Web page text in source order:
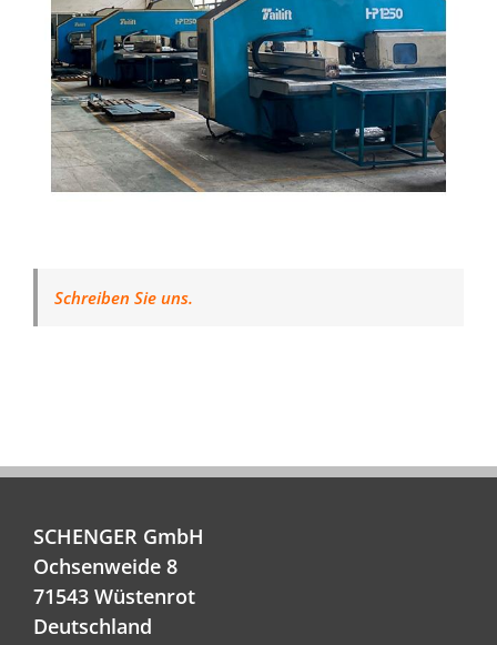
Schreiben Sie uns.
SCHENGER GmbH
Ochsenweide 8
71543 Wüstenrot
Deutschland